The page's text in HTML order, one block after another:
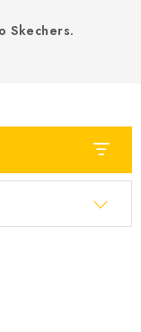
Skechers.